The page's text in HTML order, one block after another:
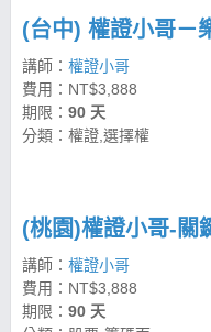
(台中) 權證小哥－
講師： 權證小哥
費用：NT$3,888
期限： 90 天
分類：權證,選擇權
(桃園)權證小哥-關
講師： 權證小哥
費用：NT$3,888
期限： 90 天